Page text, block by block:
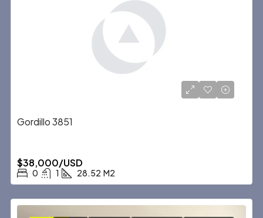
Gordillo 3851
$38,000/USD
0 1 28.52 M2